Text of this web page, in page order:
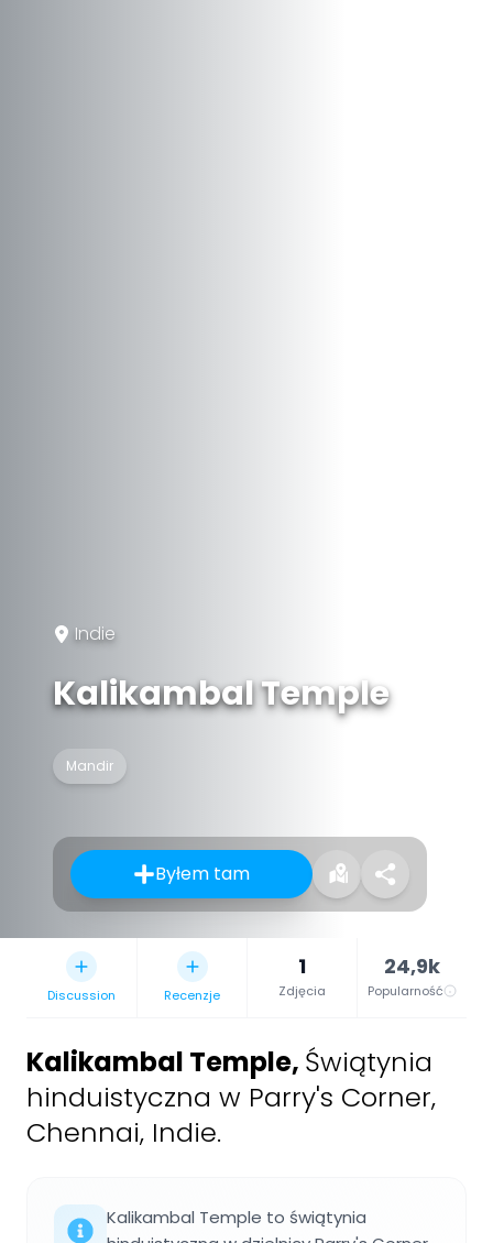
Indie
Kalikambal Temple
Mandir
Byłem tam
Discussion Recenzje
1
Zdjęcia
24,9k
Popularność
Kalikambal Temple, Świątynia
hinduistyczna w Parry's Corner,
Chennai, Indie.
Kalikambal Temple to świątynia